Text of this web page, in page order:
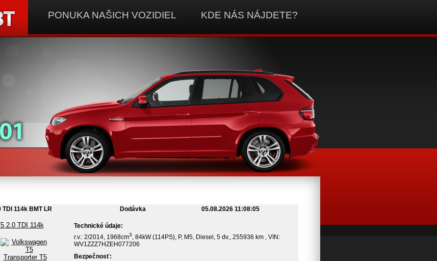
PONUKA NAŠICH VOZIDIEL KDE NÁS NÁJDETE?
114k BMT LR Dodávka 05.08.2026 11:08:05
Technické údaje:
r.v.: 2/2014, 1968cm3, 84kW (114PS), P, M5, Diesel, 5 dv., 255936 km , VIN:
WV1ZZZ7HZEH077206
Bezpečnosť: